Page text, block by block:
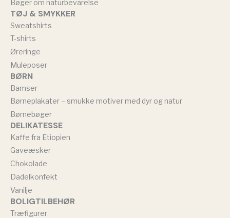
Bøger om naturbevarelse
TØJ & SMYKKER
Sweatshirts
T-shirts
Øreringe
Muleposer
BØRN
Bamser
Børneplakater – smukke motiver med dyr og natur
Børnebøger
DELIKATESSE
Kaffe fra Etiopien
Gaveæsker
Chokolade
Dadelkonfekt
Vanilje
BOLIGTILBEHØR
Træfigurer